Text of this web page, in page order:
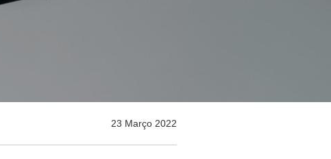
23 Março 2022